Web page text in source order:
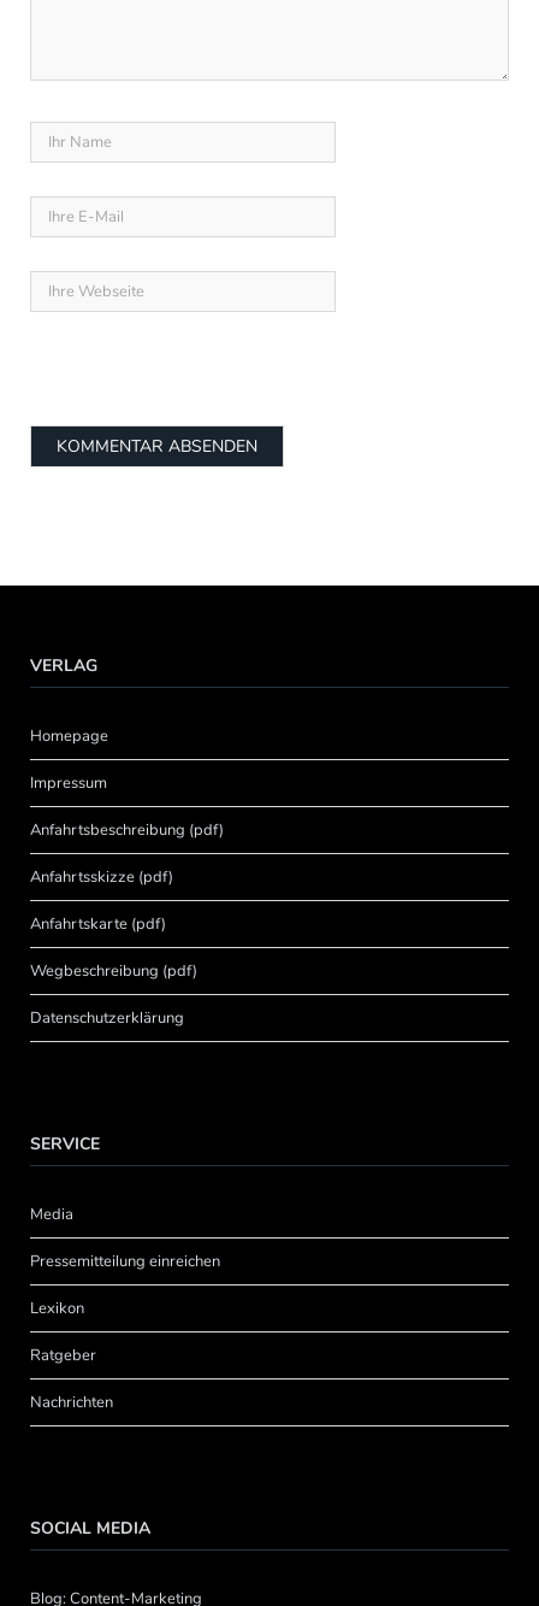
VERLAG
Homepage
Impressum
Anfahrtsbeschreibung (pdf)
Anfahrtsskizze (pdf)
Anfahrtskarte (pdf)
Wegbeschreibung (pdf)
Datenschutzerklärung
SERVICE
Media
Pressemitteilung einreichen
Lexikon
Ratgeber
Nachrichten
SOCIAL MEDIA
Blog: Content-Marketing